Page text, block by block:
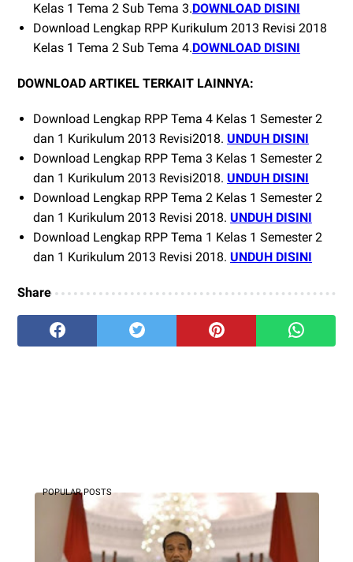
Kelas 1 Tema 2 Sub Tema 3.DOWNLOAD DISINI
Download Lengkap RPP Kurikulum 2013 Revisi 2018
Kelas 1 Tema 2 Sub Tema 4.DOWNLOAD DISINI
DOWNLOAD ARTIKEL TERKAIT LAINNYA:
Download Lengkap RPP Tema 4 Kelas 1 Semester 2
dan 1 Kurikulum 2013 Revisi2018. UNDUH DISINI
Download Lengkap RPP Tema 3 Kelas 1 Semester 2
dan 1 Kurikulum 2013 Revisi2018. UNDUH DISINI
Download Lengkap RPP Tema 2 Kelas 1 Semester 2
dan 1 Kurikulum 2013 Revisi 2018. UNDUH DISINI
Download Lengkap RPP Tema 1 Kelas 1 Semester 2
dan 1 Kurikulum 2013 Revisi 2018. UNDUH DISINI
Share
POPULAR POSTS